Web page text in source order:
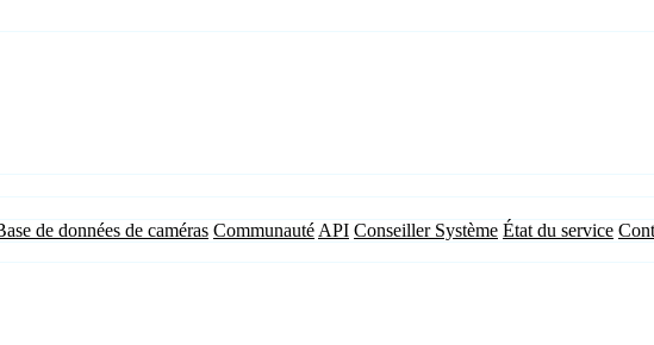
de données de caméras Communauté API Conseiller Système État du service